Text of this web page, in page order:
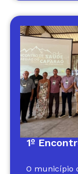
1º
O município